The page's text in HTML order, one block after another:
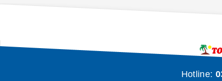
Hotline: